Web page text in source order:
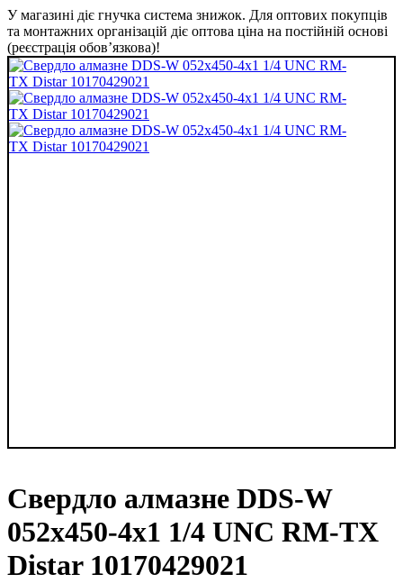
У магазині діє гнучка система знижок. Для оптових покупців
та монтажних організацій діє оптова ціна на постійній основі
(реєстрація обов’язкова)!
Свердло алмазне DDS-W
052x450-4x1 1/4 UNC RM-TX
Distar 10170429021